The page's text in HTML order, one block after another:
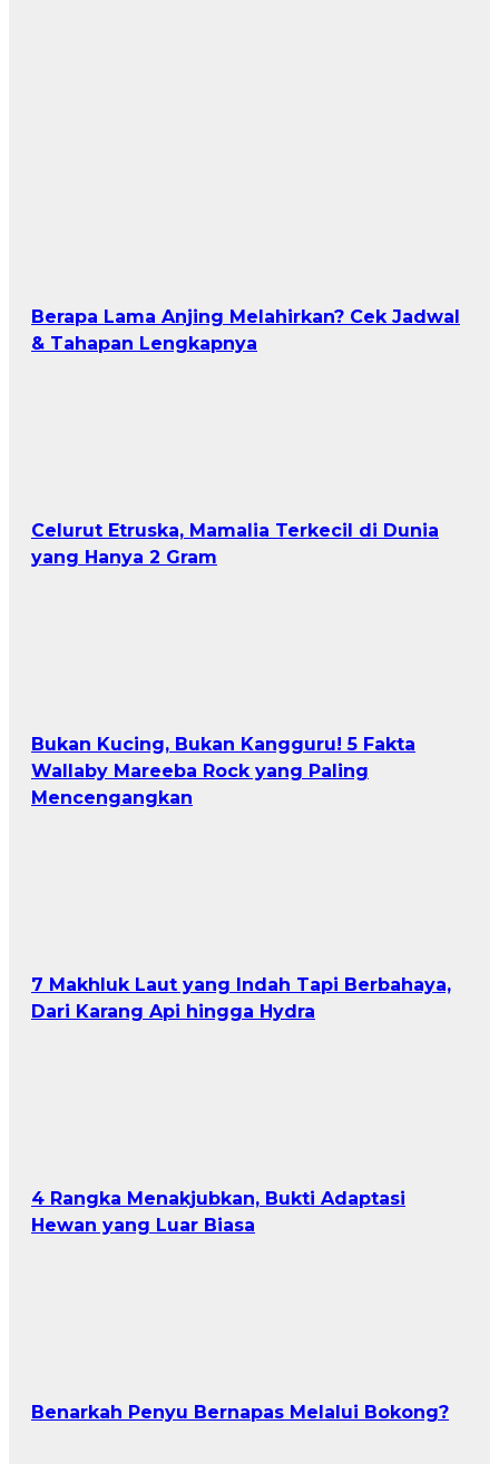
Berapa Lama Anjing Melahirkan? Cek Jadwal
& Tahapan Lengkapnya
Celurut Etruska, Mamalia Terkecil di Dunia
yang Hanya 2 Gram
Bukan Kucing, Bukan Kangguru! 5 Fakta
Wallaby Mareeba Rock yang Paling
Mencengangkan
7 Makhluk Laut yang Indah Tapi Berbahaya,
Dari Karang Api hingga Hydra
4 Rangka Menakjubkan, Bukti Adaptasi
Hewan yang Luar Biasa
Benarkah Penyu Bernapas Melalui Bokong?